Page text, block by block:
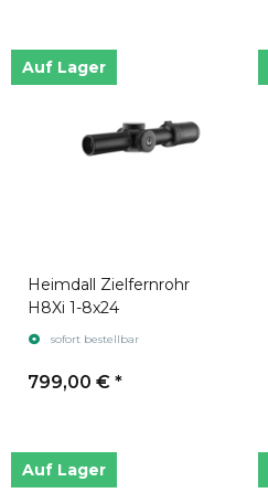
Auf Lager
Heimdall Zielfernrohr
H8Xi 1-8x24
sofort bestellbar
799,00 € *
Auf Lager